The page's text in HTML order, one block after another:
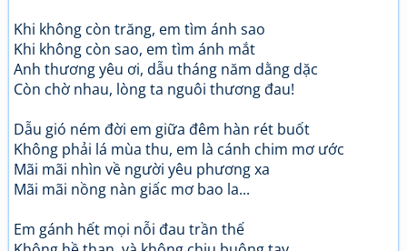
Khi không còn trăng, em tìm ánh sao
Khi không còn sao, em tìm ánh mắt
Anh thương yêu ơi, dẫu tháng năm dằng dặc
Còn chờ nhau, lòng ta nguôi thương đau!
Dẫu gió ném đời em giữa đêm hàn rét buốt
Không phải lá mùa thu, em là cánh chim mơ ước
Mãi mãi nhìn về người yêu phương xa
Mãi mãi nồng nàn giấc mơ bao la...
Em gánh hết mọi nỗi đau trần thế